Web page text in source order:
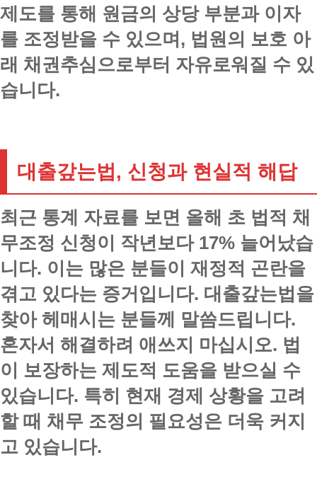
제도를 통해 원금의 상당 부분과 이자
를 조정받을 수 있으며, 법원의 보호 아
래 채권추심으로부터 자유로워질 수 있
습니다.
대출갚는법, 신청과 현실적 해답
최근 통계 자료를 보면 올해 초 법적 채
무조정 신청이 작년보다 17% 늘어났습
니다. 이는 많은 분들이 재정적 곤란을
겪고 있다는 증거입니다. 대출갚는법을
찾아 헤매시는 분들께 말씀드립니다.
혼자서 해결하려 애쓰지 마십시오. 법
이 보장하는 제도적 도움을 받으실 수
있습니다. 특히 현재 경제 상황을 고려
할 때 채무 조정의 필요성은 더욱 커지
고 있습니다.